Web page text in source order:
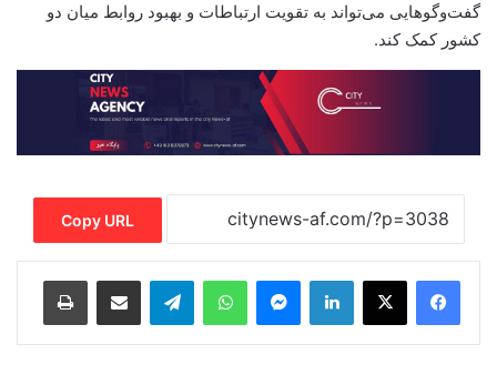
گفت‌وگوهایی می‌تواند به تقویت ارتباطات و بهبود روابط میان دو
کشور کمک کند.
Copy URL
LinkedIn
Messenger
WhatsApp
Telegram
Share via Email
Print